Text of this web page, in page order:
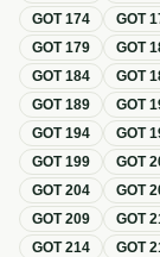
GOT174 GOT
GOT179 GOT
GOT184 GOT
GOT189 GOT
GOT194 GOT
GOT199 GOT
GOT204 GOT
GOT209 GOT
GOT214 GOT